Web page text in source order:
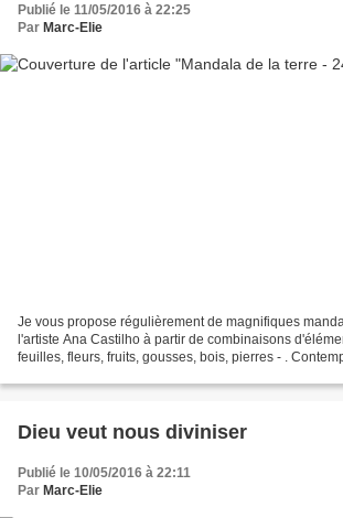
Publié le 11/05/2016 à 22:25
Par Marc-Elie
Je vous propose régulièrement de magnifiques
l'artiste Ana Castilho à partir de combinaisons
feuilles, fleurs, fruits, gousses, bois, pierres - .
____________________________...
Dieu veut nous diviniser
Publié le 10/05/2016 à 22:11
Par Marc-Elie